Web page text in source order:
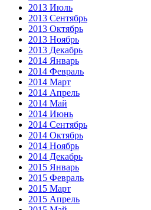
2013 Июль
2013 Сентябрь
2013 Октябрь
2013 Ноябрь
2013 Декабрь
2014 Январь
2014 Февраль
2014 Март
2014 Апрель
2014 Май
2014 Июнь
2014 Сентябрь
2014 Октябрь
2014 Ноябрь
2014 Декабрь
2015 Январь
2015 Февраль
2015 Март
2015 Апрель